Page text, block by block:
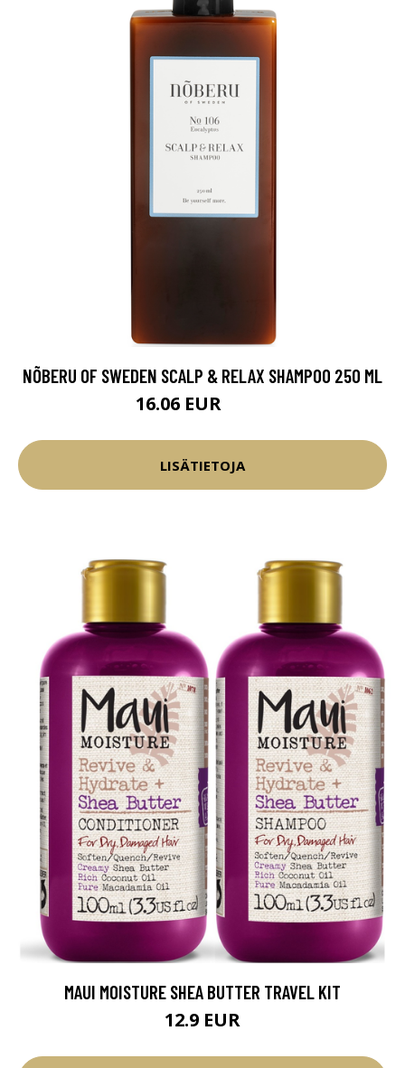
NÕBERU OF SWEDEN SCALP & RELAX SHAMPOO 250 ML
16.06 EUR
LISÄTIETOJA
MAUI MOISTURE SHEA BUTTER TRAVEL KIT
12.9 EUR